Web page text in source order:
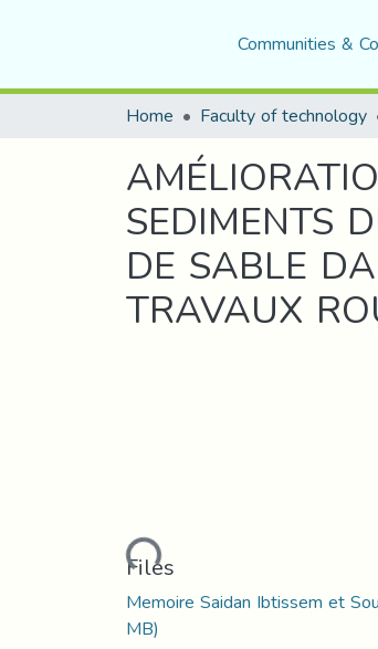
Communities &
Home Faculty of technology
SEDIMENTS
DE SABLE
TRAVAUX
Loading...
Files
Memoire Saidan Ibtissem et
MB)